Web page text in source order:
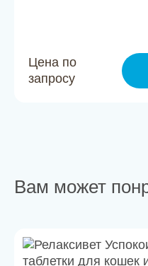
Цена по
запросу
Вам может